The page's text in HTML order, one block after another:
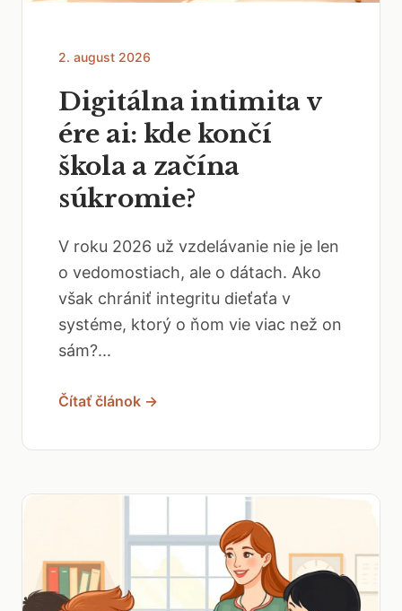
2. august 2026
Digitálna intimita v
ére ai: kde končí
škola a začína
súkromie?
V roku 2026 už vzdelávanie nie je len
o vedomostiach, ale o dátach. Ako
však chrániť integritu dieťaťa v
systéme, ktorý o ňom vie viac než on
sám?...
Čítať článok →